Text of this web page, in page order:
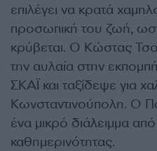
επιλέγει να κρατά
προσωπική του ζωή,
κρύβεται. Ο Κώστας
την αυλαία στην
ΣΚΑΪ και ταξίδεψε για
Κωνσταντινούπολη. Ο
ένα μικρό διάλειμμα
καθημερινότητας.